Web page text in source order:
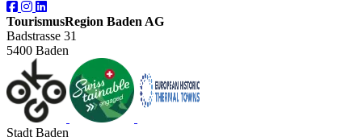
TourismusRegion Baden AG
Badstrasse 31
5400 Baden
Stadt Baden